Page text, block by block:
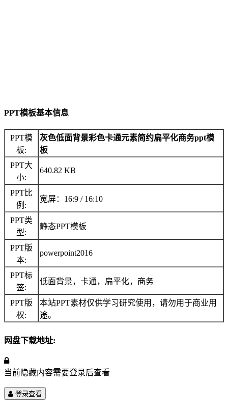
PPT模板基本信息
PPT模
板:
灰色低面背景彩色卡通元素简约扁平化商务ppt模
板
PPT大
小:
640.82 KB
PPT比
例:
宽屏：16:9 / 16:10
PPT类
型:
静态PPT模板
PPT版
本:
powerpoint2016
PPT标
签:
低面背景，卡通，扁平化，商务
PPT版
权:
本站PPT素材仅供学习研究使用，请勿用于商业用
途。
网盘下载地址:
当前隐藏内容需要登录后查看
登录查看